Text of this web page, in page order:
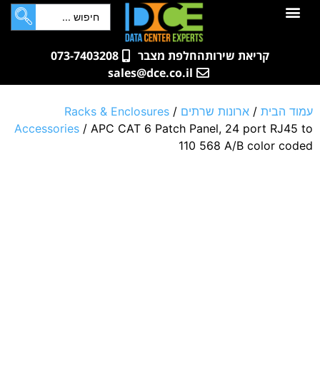
לתוכן
קריאת שירותהחלפת מצבר
073-7403208
sales@dce.co.il
עמוד הבית / ארונות שרתים /
Racks & Enclosures
Accessories / APC CAT 6 Patch Panel, 24 port RJ45 to
110 568 A/B color coded